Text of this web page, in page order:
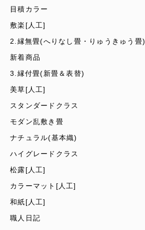
目積カラー
敷楽[人工]
2.縁無畳(へりなし畳・りゅうきゅう畳)
新着商品
3.縁付畳(新畳＆表替)
美草[人工]
スタンダードクラス
モダン乱敷き畳
ナチュラル(基本織)
ハイグレードクラス
松露[人工]
カラーマット[人工]
和紙[人工]
職人日記